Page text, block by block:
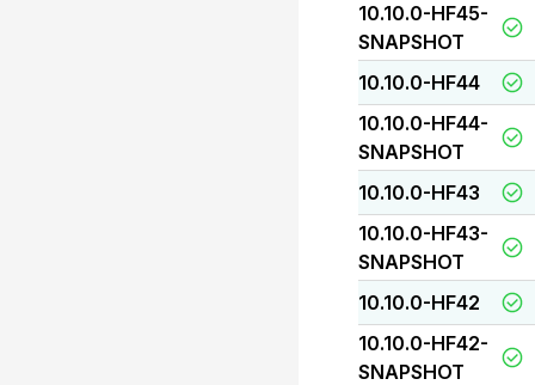
10.10.0-HF45-
SNAPSHOT
10.10.0-HF44
10.10.0-HF44-
SNAPSHOT
10.10.0-HF43
10.10.0-HF43-
SNAPSHOT
10.10.0-HF42
10.10.0-HF42-
SNAPSHOT